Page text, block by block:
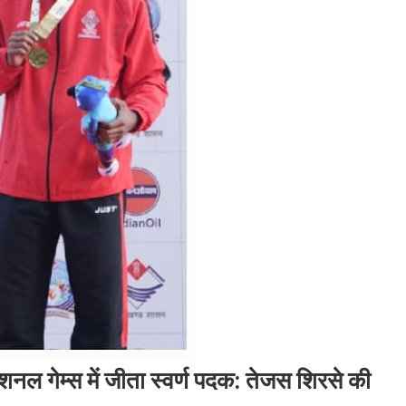
गेम्स में जीता स्वर्ण पदक: तेजस शिरसे की